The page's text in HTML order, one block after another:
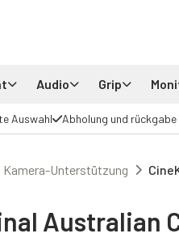
Audio Grip
Auswahl Abholung und
Kamera-Unterstützung
Australian